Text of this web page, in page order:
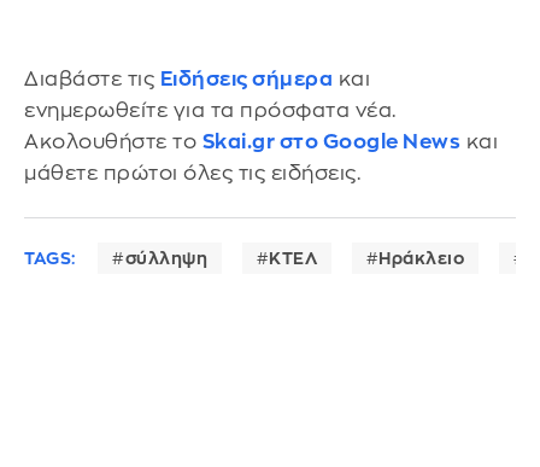
Διαβάστε τις Ειδήσεις σήμερα και
ενημερωθείτε για τα πρόσφατα νέα.
Ακολουθήστε το Skai.gr στο Google News και
μάθετε πρώτοι όλες τις ειδήσεις.
TAGS: σύλληψη ΚΤΕΛ Ηράκλειο